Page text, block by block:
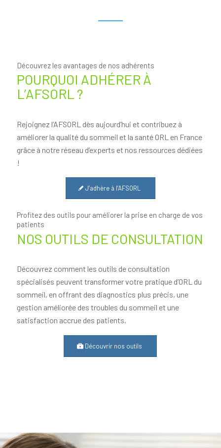
Découvrez les avantages de nos adhérents
POURQUOI ADHÉRER À
L’AFSORL ?
Rejoignez l’AFSORL dès aujourd’hui et contribuez à
améliorer la qualité du sommeil et la santé ORL en France
grâce à notre réseau d’experts et nos ressources dédiées
!
J‘adhère à l’AFSORL
Profitez des outils pour améliorer la prise en charge de vos
patients
NOS OUTILS DE CONSULTATION
Découvrez comment les outils de consultation
spécialisés peuvent transformer votre pratique d’ORL du
sommeil, en offrant des diagnostics plus précis, une
gestion améliorée des troubles du sommeil et une
satisfaction accrue des patients.
Découvrir nos outils